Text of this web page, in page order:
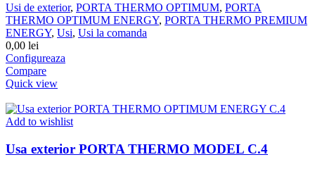
Usi de exterior, PORTA THERMO OPTIMUM, PORTA
THERMO OPTIMUM ENERGY, PORTA THERMO PREMIUM
ENERGY, Usi, Usi la comanda
0,00 lei
Configureaza
Compare
Quick view
Add to wishlist
Usa exterior PORTA THERMO MODEL C.4